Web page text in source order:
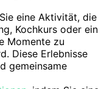
eine Aktivität, die
Kochkurs oder ein
Momente zu
Diese Erlebnisse
gemeinsame